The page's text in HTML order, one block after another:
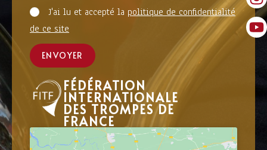
J'ai lu et accepté la politique de confidentialité
de ce site
ENVOYER
FÉDÉRATION
INTERNATIONALE
DES TROMPES DE
FRANCE